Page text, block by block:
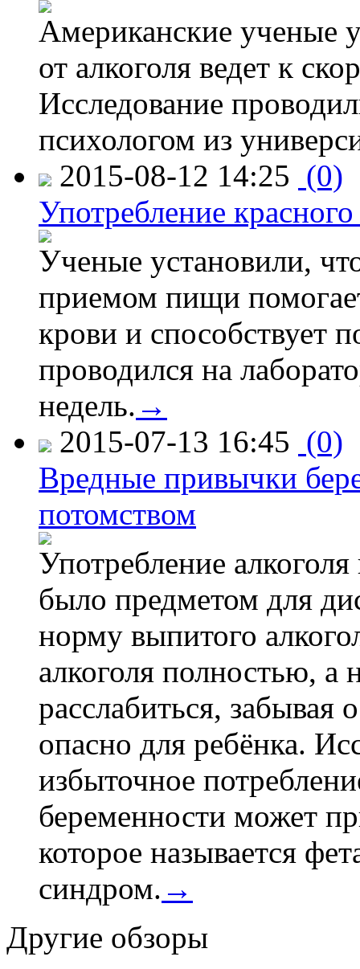
Американские ученые
от алкоголя ведет к
Исследование
психологом из
2015-08-12 14:25 (0)
Употребление
Ученые установили,
приемом пищи
крови и способствует
проводился на
недель. →
2015-07-13 16:45 (0)
Вредные привычки
потомством
Употребление
было предметом для
норму выпитого
алкоголя полностью, а
расслабиться, забывая
опасно для ребёнка.
избыточное
беременности может
которое называется
синдром. →
Другие обзоры